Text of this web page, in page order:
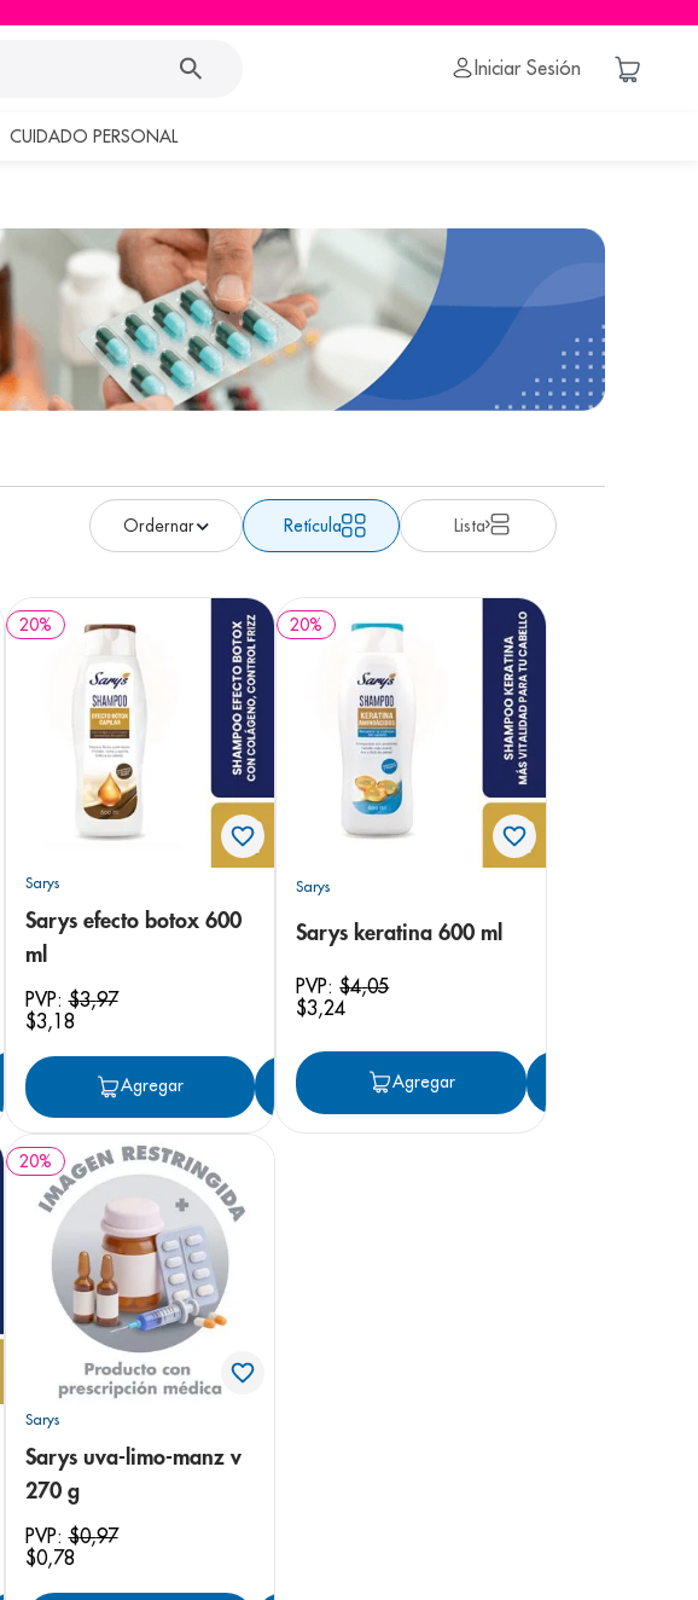
Iniciar Sesión
CUIDADO PERSONAL
Retícula Lista
Agregar
20%
Sarys
Sarys efecto botox 600
ml
PVP:$3,97
$3,18
Agregar Agregar
20%
Sarys
Sarys keratina 600 ml
PVP:$4,05
$3,24
Agregar
20%
Sarys
Sarys uva-limo-manz v
270 g
PVP:$0,97
$0,78